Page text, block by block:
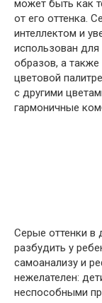
может быть как
от его оттенка.
интеллектом и
использован для
образов, а
цветовой
с другими
гармоничные
Серые оттенки в
разбудить у
самоанализу и
нежелателен:
неспособными